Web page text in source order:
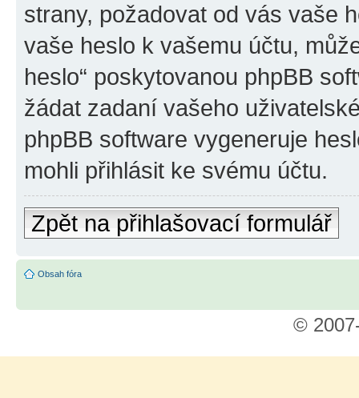
strany, požadovat od vás vaše
vaše heslo k vašemu účtu,
heslo“ poskytovanou phpBB
žádat zadaní vašeho
phpBB software vygeneruje
mohli přihlásit ke svému účtu.
Zpět na přihlašovací formulář
Obsah fóra
©